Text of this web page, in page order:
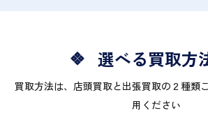
選べる買取方
買取方法は、店頭買取と出張買取の２種類
用ください